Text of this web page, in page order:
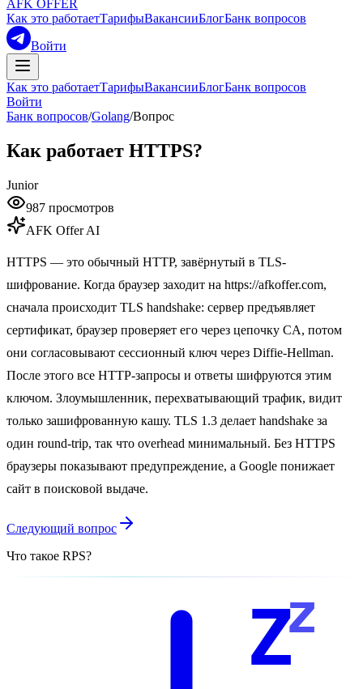
AFK OFFER
Как это работаетТарифыВакансииБлогБанк вопросов
Войти
Как это работаетТарифыВакансииБлогБанк вопросов
Войти
Банк вопросов/Golang/Вопрос
Как работает HTTPS?
Junior
987 просмотров
AFK Offer AI
HTTPS — это обычный HTTP, завёрнутый в TLS-
шифрование. Когда браузер заходит на https://afkoffer.com,
сначала происходит TLS handshake: сервер предъявляет
сертификат, браузер проверяет его через цепочку CA, потом
они согласовывают сессионный ключ через Diffie-Hellman.
После этого все HTTP-запросы и ответы шифруются этим
ключом. Злоумышленник, перехватывающий трафик, видит
только зашифрованную кашу. TLS 1.3 делает handshake за
один round-trip, так что overhead минимальный. Без HTTPS
браузеры показывают предупреждение, а Google понижает
сайт в поисковой выдаче.
Следующий вопрос
Что такое RPS?
Zz